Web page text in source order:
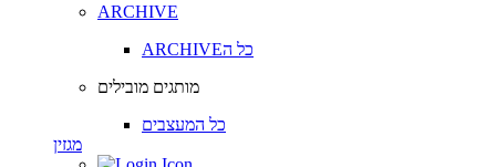
ARCHIVE
ARCHIVEכל ה
מותגים מובילים
כל המעצבים
מגזין